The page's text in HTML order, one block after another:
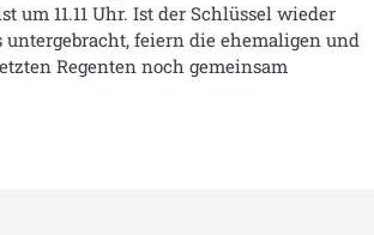
um 11.11 Uhr. Ist der Schlüssel wieder
untergebracht, feiern die ehemaligen und
Regenten noch gemeinsam